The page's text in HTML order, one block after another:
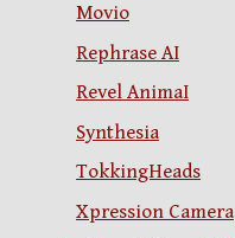
Movio
Rephrase AI
Revel AnimaI
Synthesia
TokkingHeads
Xpression Camera